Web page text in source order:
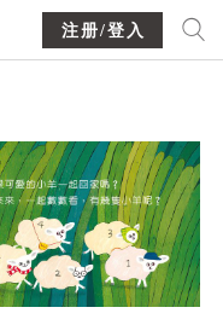
注册/登入